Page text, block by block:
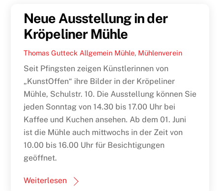
Neue Ausstellung in der
Kröpeliner Mühle
Thomas Gutteck Allgemein Mühle, Mühlenverein
Seit Pfingsten zeigen Künstlerinnen von
„KunstOffen“ ihre Bilder in der Kröpeliner
Mühle, Schulstr. 10. Die Ausstellung können Sie
jeden Sonntag von 14.30 bis 17.00 Uhr bei
Kaffee und Kuchen ansehen. Ab dem 01. Juni
ist die Mühle auch mittwochs in der Zeit von
10.00 bis 16.00 Uhr für Besichtigungen
geöffnet.
Weiterlesen